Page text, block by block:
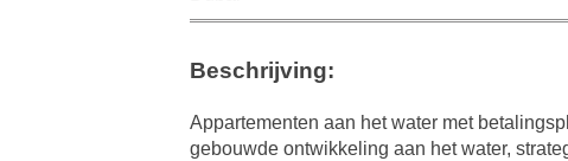
Beschrijving:
Appartementen aan het water met
gebouwde ontwikkeling aan het water,